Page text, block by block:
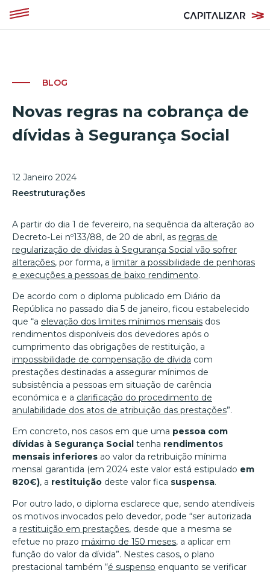
BLOG
Novas regras na cobrança de
dívidas à Segurança Social
12 Janeiro 2024
Reestruturações
A partir do dia 1 de fevereiro, na sequência da alteração ao
Decreto-Lei nº133/88, de 20 de abril, as regras de
regularização de dívidas à Segurança Social vão sofrer
alterações, por forma, a limitar a possibilidade de penhoras
e execuções a pessoas de baixo rendimento.
De acordo com o diploma publicado em Diário da
República no passado dia 5 de janeiro, ficou estabelecido
que “a elevação dos limites mínimos mensais dos
rendimentos disponíveis dos devedores após o
cumprimento das obrigações de restituição, a
impossibilidade de compensação de dívida com
prestações destinadas a assegurar mínimos de
subsistência a pessoas em situação de carência
económica e a clarificação do procedimento de
anulabilidade dos atos de atribuição das prestações”.
Em concreto, nos casos em que uma pessoa com
dívidas à Segurança Social tenha rendimentos
mensais inferiores ao valor da retribuição mínima
mensal garantida (em 2024 este valor está estipulado em
820€), a restituição deste valor fica suspensa.
Por outro lado, o diploma esclarece que, sendo atendíveis
os motivos invocados pelo devedor, pode “ser autorizada
a restituição em prestações, desde que a mesma se
efetue no prazo máximo de 150 meses, a aplicar em
função do valor da dívida”. Nestes casos, o plano
prestacional também “é suspenso enquanto se verificar